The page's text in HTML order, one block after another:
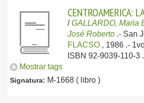
CENTROAMERICA:
/GALLARDO, Maria
José Roberto .- San
FLACSO , 1986 .-
ISBN 92-9039-110-3
Mostrar tags
Signatura: M-1668 ( libro )